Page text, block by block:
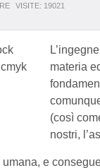
VISITE: 19021
materia
(così
nostri,
e